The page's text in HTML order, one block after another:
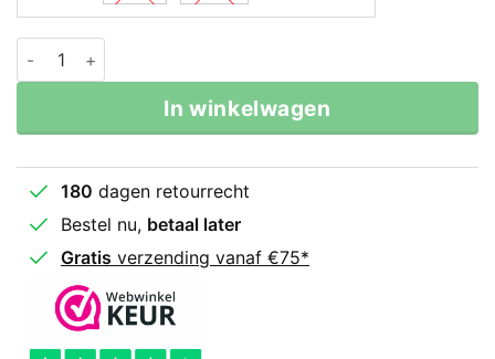
Everlast Core MMA Handschoenen Zwart-Wit aantal
In winkelwagen
180 dagen retourrecht
Bestel nu, betaal later
Gratis verzending vanaf €75*